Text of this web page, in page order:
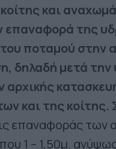
και
επαναφορά της
ποταμού στην
δηλαδή μετά την
αρχικής
και της κοίτης.
επαναφοράς των
1 – 1,50μ.